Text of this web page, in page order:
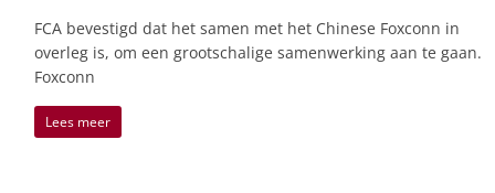
FCA bevestigd dat het samen met het Chinese Foxconn in
overleg is, om een grootschalige samenwerking aan te gaan.
Foxconn
Lees meer